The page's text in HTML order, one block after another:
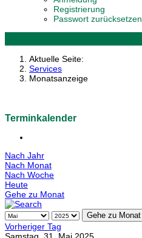
Registrierung
Passwort zurücksetzen
Aktuelle Seite:
Services
Monatsanzeige
Terminkalender
Nach Jahr
Nach Monat
Nach Woche
Heute
Gehe zu Monat
Gehe zu Monat
Vorheriger Tag